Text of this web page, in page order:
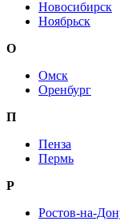
Новосибирск
Ноябрьск
О
Омск
Оренбург
П
Пенза
Пермь
Р
Ростов-на-